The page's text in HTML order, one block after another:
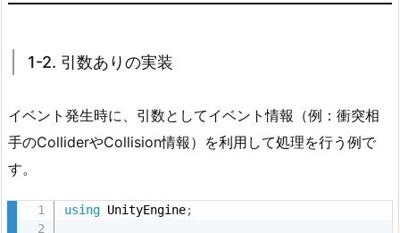
2.
親
方
式
1.
1-2. 引数ありの実装
イベント発生時に、引数としてイベント情報（例：衝突相
手のColliderやCollision情報）を利用して処理を行う例で
す。
using UnityEngine;